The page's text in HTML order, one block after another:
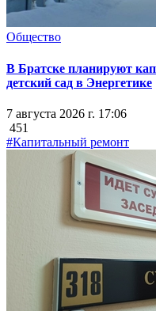
Общество
В Братске планируют
детский сад в Энергетике
7 августа 2026 г. 17:06
451
#Капитальный ремонт